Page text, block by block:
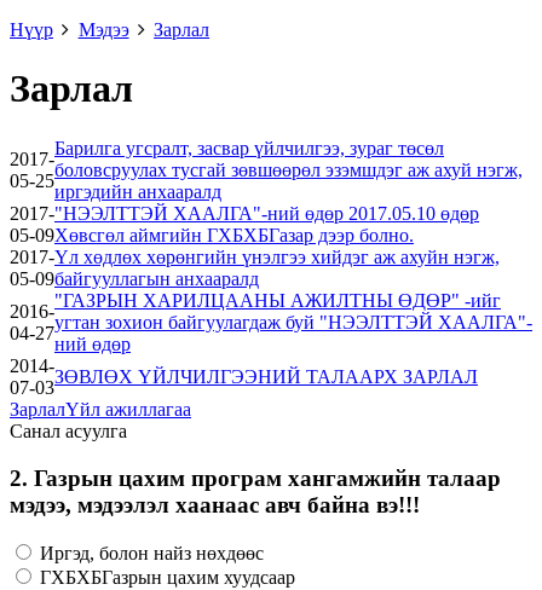
Нүүр
Мэдээ Зарлал
Зарлал
2017-
05-25
Барилга угсралт, засвар үйлчилгээ, зураг төсөл
боловсруулах тусгай зөвшөөрөл эзэмшдэг аж ахуй нэгж,
иргэдийн анхааралд
2017-
05-09
"НЭЭЛТТЭЙ ХААЛГА"-ний өдөр 2017.05.10 өдөр
Хөвсгөл аймгийн ГХБХБГазар дээр болно.
2017-
05-09
Үл хөдлөх хөрөнгийн үнэлгээ хийдэг аж ахуйн нэгж,
байгууллагын анхааралд
2016-
04-27
"ГАЗРЫН ХАРИЛЦААНЫ АЖИЛТНЫ ӨДӨР" -ийг
угтан зохион байгуулагдаж буй "НЭЭЛТТЭЙ ХААЛГА"-
ний өдөр
2014-
07-03
ЗӨВЛӨХ ҮЙЛЧИЛГЭЭНИЙ ТАЛААРХ ЗАРЛАЛ
ЗарлалҮйл ажиллагаа
Санал асуулга
2. Газрын цахим програм хангамжийн талаар
мэдээ, мэдээлэл хаанаас авч байна вэ!!!
Иргэд, болон найз нөхдөөс
ГХБХБГазрын цахим хуудсаар